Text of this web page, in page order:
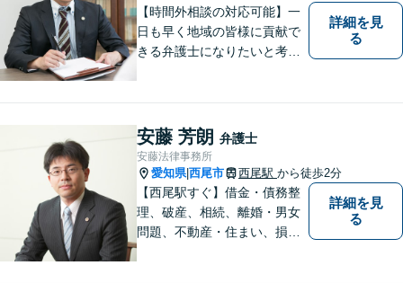
【時間外相談の対応可能】一
日も早く地域の皆様に貢献で
きる弁護士になりたいと考え
ださい
詳細を見
る
安藤 芳朗 弁護士
安藤法律事務所
愛知県|西尾市 西尾駅 から徒歩2分
【西尾駅すぐ】借金・債務整
理、破産、相続、離婚・男女
問題、不動産・住まい、損害
詳細を見
る